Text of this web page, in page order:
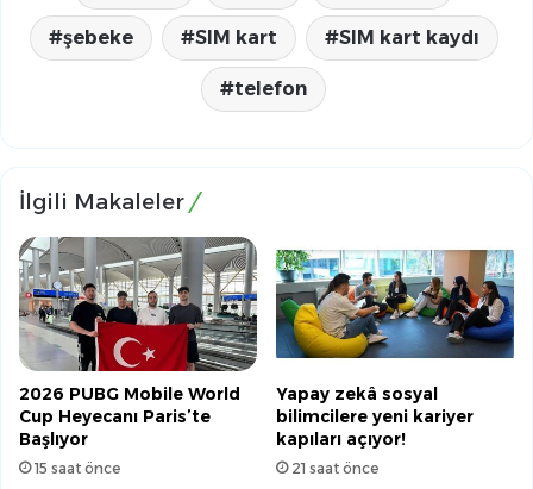
şebeke SIM kart SIM kart kaydı
telefon
İlgili Makaleler
2026 PUBG Mobile World
Cup Heyecanı Paris’te
Başlıyor
15 saat önce
Yapay zekâ sosyal
bilimcilere yeni kariyer
kapıları açıyor!
21 saat önce